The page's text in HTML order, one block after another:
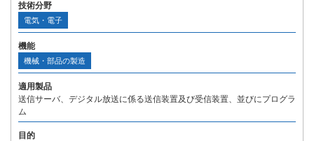
技術分野
電気・電子
機能
機械・部品の製造
適用製品
送信サーバ、デジタル放送に係る送信装置及び受信装置、並びにプログラ
ム
目的